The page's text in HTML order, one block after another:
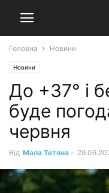
Головна Новини
Новини
До +37° і
буде
червня
Від Мала Тетяна -